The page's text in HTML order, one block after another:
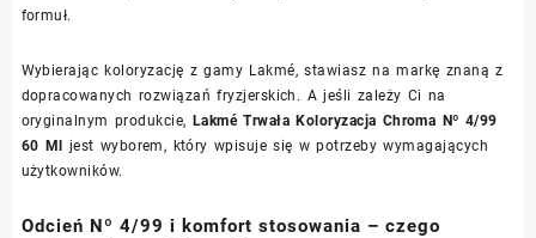
formuł.
Wybierając koloryzację z gamy Lakmé, stawiasz na markę znaną z
dopracowanych rozwiązań fryzjerskich. A jeśli zależy Ci na
oryginalnym produkcie, Lakmé Trwała Koloryzacja Chroma Nº 4/99
60 Ml jest wyborem, który wpisuje się w potrzeby wymagających
użytkowników.
Odcień Nº 4/99 i komfort stosowania – czego